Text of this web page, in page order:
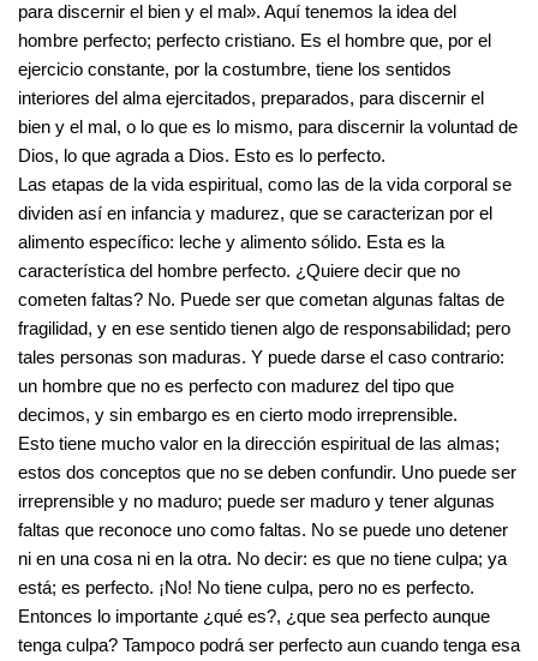
para discernir el bien y el mal». Aquí tenemos la idea del
hombre perfecto; perfecto cristiano. Es el hombre que, por el
ejercicio constante, por la costumbre, tiene los sentidos
interiores del alma ejercitados, preparados, para discernir el
bien y el mal, o lo que es lo mismo, para discernir la voluntad de
Dios, lo que agrada a Dios. Esto es lo perfecto.
Las etapas de la vida espiritual, como las de la vida corporal se
dividen así en infancia y madurez, que se caracterizan por el
alimento específico: leche y alimento sólido. Esta es la
característica del hombre perfecto. ¿Quiere decir que no
cometen faltas? No. Puede ser que cometan algunas faltas de
fragilidad, y en ese sentido tienen algo de responsabilidad; pero
tales personas son maduras. Y puede darse el caso contrario:
un hombre que no es perfecto con madurez del tipo que
decimos, y sin embargo es en cierto modo irreprensible.
Esto tiene mucho valor en la dirección espiritual de las almas;
estos dos conceptos que no se deben confundir. Uno puede ser
irreprensible y no maduro; puede ser maduro y tener algunas
faltas que reconoce uno como faltas. No se puede uno detener
ni en una cosa ni en la otra. No decir: es que no tiene culpa; ya
está; es perfecto. ¡No! No tiene culpa, pero no es perfecto.
Entonces lo importante ¿qué es?, ¿que sea perfecto aunque
tenga culpa? Tampoco podrá ser perfecto aun cuando tenga esa